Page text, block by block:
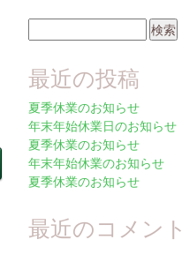
索:
最近の投稿
夏季休業のお知らせ
年末年始休業日のお知らせ
夏季休業のお知らせ
年末年始休業のお知らせ
夏季休業のお知らせ
最近のコメント